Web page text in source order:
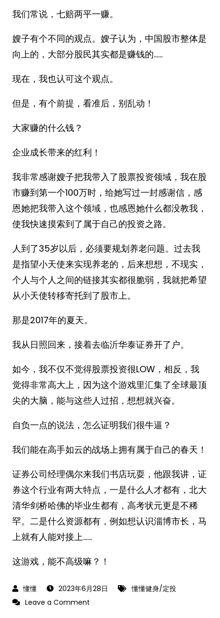
我们常说，七赔两平一赚。
嫂子有个不同的观点。嫂子认为，中国股市整体是
向上的，大部分股民其实都是赚钱的……
现在，我也认可这个观点。
但是，有个前提，看准后，别乱动！
大家赚的什么钱？
企业成长带来的红利！
我非常感谢嫂子把我带入了股票投资领域，我在股
市赚到第一个100万时，给她写过一封感谢信，感
恩她把我带入这个领域，也感恩她什么都没教我，
使我快速摸索到了属于自己的投资之路。
人到了35岁以后，必须要规划养老问题。过去我
是指望小天使来实现养老的，后来想想，不现实，
个人与个人之间的链接其实都很脆弱，我就把希望
从小天使转移寄托到了股市上。
那是2017年的夏天。
我从日照回来，接着去临沂华泰证券开了户。
如今，我不仅不觉得股票投资很LOW，相反，我
觉得非常高大上，因为这个游戏里汇集了全球最顶
尖的大脑，能与这些人过招，想想就兴奋。
自负一点的说法，怎么证明我们很牛逼？
我们能在高手如云的战场上拥有属于自己的春天！
证券公司经理偶尔来我们书店玩耍，他跟我讲，证
券这个行业有两大特点，一是什么人才都有，北大
清华剑桥哈佛的毕业生都有，高考状元更是不稀
罕。二是什么资源都有，例如想认识淄博市长，马
上就有人能对接上……
这游戏，能不高级嘛？！
2023年6月28日
懂懂健身/定投
Leave a Comment